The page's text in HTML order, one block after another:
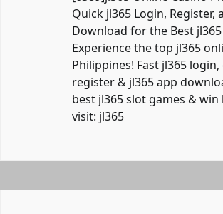
Quick jl365 Login, Register,
Download for the Best jl365
Experience the top jl365
Philippines! Fast jl365 login,
register & jl365 app
best jl365 slot games & win
visit: jl365